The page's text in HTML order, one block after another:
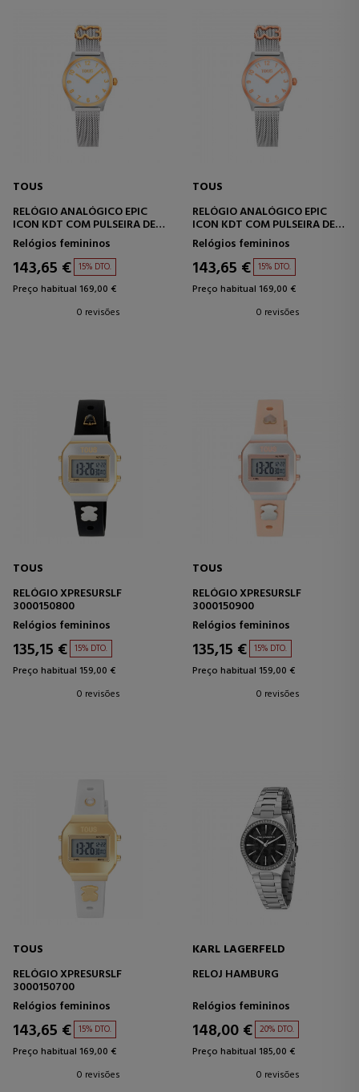
TOUS
RELÓGIO ANALÓGICO EPIC
ICON KDT COM PULSEIRA DE
AÇO E MOSTRADOR EM
MADREPÉROLA.
Relógios femininos
143,65 € 15% DTO.
Preço habitual 169,00 €
0 revisões
TOUS
RELÓGIO ANALÓGICO EPIC
ICON KDT COM PULSEIRA DE
AÇO E MOSTRADOR EM
MADREPÉROLA.
Relógios femininos
143,65 € 15% DTO.
Preço habitual 169,00 €
0 revisões
TOUS
RELÓGIO XPRESURSLF
3000150800
Relógios femininos
135,15 € 15% DTO.
Preço habitual 159,00 €
0 revisões
TOUS
RELÓGIO XPRESURSLF
3000150900
Relógios femininos
135,15 € 15% DTO.
Preço habitual 159,00 €
0 revisões
TOUS
RELÓGIO XPRESURSLF
3000150700
Relógios femininos
143,65 € 15% DTO.
Preço habitual 169,00 €
0 revisões
KARL LAGERFELD
RELOJ HAMBURG
Relógios femininos
148,00 € 20% DTO.
Preço habitual 185,00 €
0 revisões